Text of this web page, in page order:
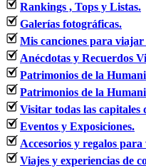
Rankings , Tops y Listas.
Galerías fotográficas.
Mis canciones para
Anécdotas y Recuerdos
Patrimonios de la
Patrimonios de la
Visitar todas las capitales
Eventos y Exposiciones.
Accesorios y regalos
Viajes y experiencias de